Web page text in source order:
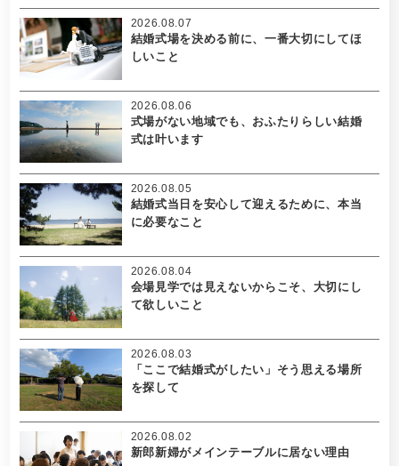
結婚式場を決める前に、一番大切にしてほ
しいこと
2026.08.07
式場がない地域でも、おふたりらしい結婚
式は叶います
2026.08.06
結婚式当日を安心して迎えるために、本当
に必要なこと
2026.08.05
会場見学では見えないからこそ、大切にし
て欲しいこと
2026.08.04
「ここで結婚式がしたい」そう思える場所
を探して
2026.08.03
新郎新婦がメインテーブルに居ない理由
2026.08.02